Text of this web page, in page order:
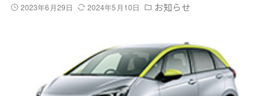
2023年6月29日 2024年5月10日 お知らせ